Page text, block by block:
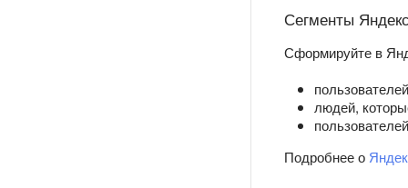
Сегменты
Сформируйте в
людей,
Подробнее о